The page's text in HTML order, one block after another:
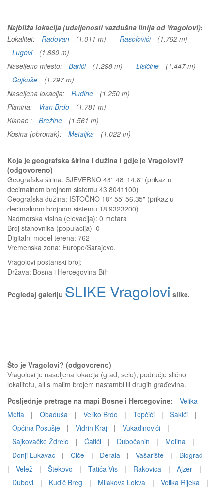
Najbliža lokacija (udaljenosti vazdušna linija od Vragolovi):
Lokalitet:
Radovan (1.011 m) Rasolovići
(1.762 m)
Lugovi
(1.860 m)
Naseljeno mjesto:
Barići (1.298 m) Lisičine
(1.447 m)
Gojkuše
(1.797 m)
Naseljena lokacija:
Rudine
(1.250 m)
Planina:
Vran Brdo
(1.781 m)
Klanac :
Brežine
(1.561 m)
Kosina (obronak):
Metaljka (1.022 m)
Koja je geografska širina i dužina i gdje je Vragolovi?
(odgovoreno)
Geografska širina: SJEVERNO 43° 48' 14.8" (prikaz u
decimalnom brojnom sistemu 43.8041100)
Geografska dužina: ISTOČNO 18° 55' 56.35" (prikaz u
decimalnom brojnom sistemu 18.9323200)
Nadmorska visina (elevacija): 0 metara
Broj stanovnika (populacija): 0
Digitalni model terena: 762
Vremenska zona: Europe/Sarajevo.
Vragolovi poštanski broj:
Država: Bosna i Hercegovina BiH
Pogledaj galeriju SLIKE Vragolovi slike.
Što je Vragolovi? (odgovoreno)
Vragolovi je naseljena lokacija (grad, selo), područje slično
lokalitetu, ali s malim brojem nastambi ili drugih građevina.
Posljednje pretrage na mapi Bosne i Hercegovine:
Velika
Metla
| Obaduša | Veliko Brdo | Tepčići | Šakići
|
Općina Posušje
| Vidrin Kraj | Vukadinovići
|
Sajkovačko Ždrelo
| Ćatići | Dubočanin | Melina
|
Donji Lukavac
| Čiče | Derala | Vašarište |
Biograd
|
Velež | Štekovo | Tatića Vis | Rakovica | Ajzer
|
Dubovi
| Kudič Breg | Milakova Lokva | Velika Rijeka |